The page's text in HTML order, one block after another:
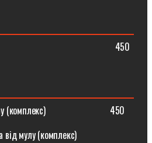
(комплекс) ⠀⠀⠀⠀⠀⠀⠀⠀⠀450
від мулу (комплекс)